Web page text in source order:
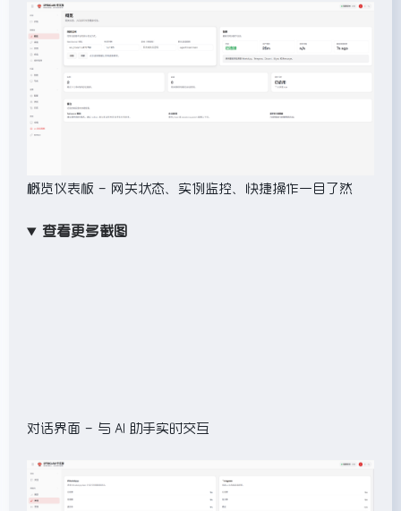
概览仪表板 – 网关状态、实例监控、快捷操作一目了然
查看更多截图
对话界面 – 与 AI 助手实时交互